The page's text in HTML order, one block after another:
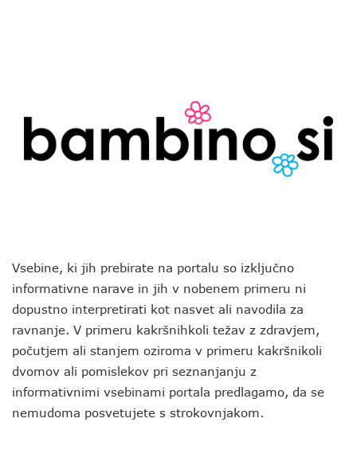
Vsebine, ki jih prebirate na portalu so izključno
informativne narave in jih v nobenem primeru ni
dopustno interpretirati kot nasvet ali navodila za
ravnanje. V primeru kakršnihkoli težav z zdravjem,
počutjem ali stanjem oziroma v primeru kakršnikoli
dvomov ali pomislekov pri seznanjanju z
informativnimi vsebinami portala predlagamo, da se
nemudoma posvetujete s strokovnjakom.